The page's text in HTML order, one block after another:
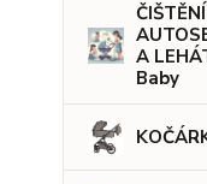
A
Baby